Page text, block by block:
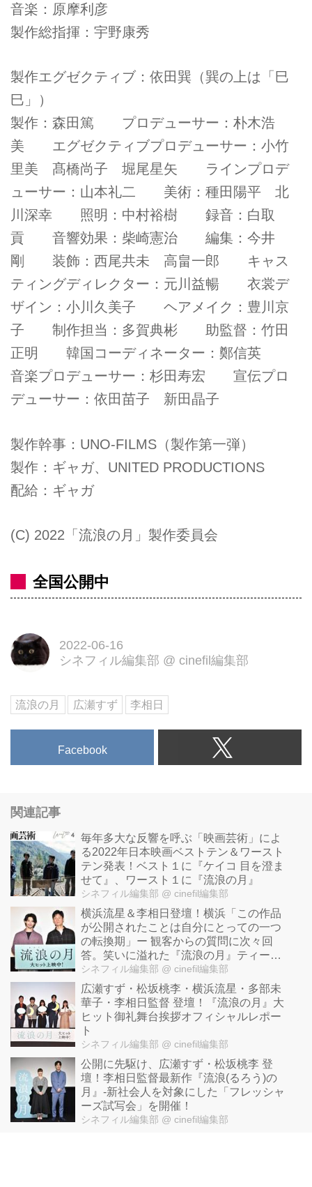
音楽：原摩利彦
製作総指揮：宇野康秀
製作エグゼクティブ：依田巽（巽の上は「巳
巳」）
製作：森田篤 プロデューサー：朴木浩
美 エグゼクティブプロデューサー：小竹
里美 髙橋尚子 堀尾星矢 ラインプロデ
ューサー：山本礼二 美術：種田陽平 北
川深幸 照明：中村裕樹 録音：白取
貢 音響効果：柴崎憲治 編集：今井
剛 装飾：西尾共未 高畠一郎 キャス
ティングディレクター：元川益暢 衣裳デ
ザイン：小川久美子 ヘアメイク：豊川京
子 制作担当：多賀典彬 助監督：竹田
正明 韓国コーディネーター：鄭信英
音楽プロデューサー：杉田寿宏 宣伝プロ
デューサー：依田苗子 新田晶子
製作幹事：UNO-FILMS（製作第一弾）
製作：ギャガ、UNITED PRODUCTIONS
配給：ギャガ
(C) 2022「流浪の月」製作委員会
全国公開中
2022-06-16
シネフィル編集部 @ cinefil編集部
流浪の月 広瀬すず 李相日
Facebook
関連記事
毎年多大な反響を呼ぶ「映画芸術」によ
る2022年日本映画ベストテン＆ワースト
テン発表！ベスト１に『ケイコ 目を澄ま
せて』、ワースト１に『流浪の月』
シネフィル編集部 @ cinefil編集部
横浜流星＆李相日登壇！横浜「この作品
が公開されたことは自分にとっての一つ
の転換期」ー 観客からの質問に次々回
答。笑いに溢れた『流浪の月』ティーチ
インオフィシャルレポート到着！
シネフィル編集部 @ cinefil編集部
広瀬すず・松坂桃李・横浜流星・多部未
華子・李相日監督 登壇！『流浪の月』大
ヒット御礼舞台挨拶オフィシャルレポー
ト
シネフィル編集部 @ cinefil編集部
公開に先駆け、広瀬すず・松坂桃李 登
壇！李相日監督最新作『流浪(るろう)の
月』-新社会人を対象にした「フレッシャ
ーズ試写会」を開催！
シネフィル編集部 @ cinefil編集部